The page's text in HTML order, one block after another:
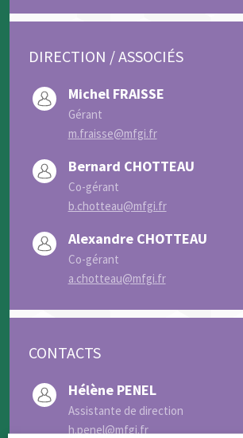
DIRECTION / ASSOCIÉS
Michel FRAISSE
Gérant
m.fraisse@mfgi.fr
Bernard CHOTTEAU
Co-gérant
b.chotteau@mfgi.fr
Alexandre CHOTTEAU
Co-gérant
a.chotteau@mfgi.fr
CONTACTS
Hélène PENEL
Assistante de direction
h.penel@mfgi.fr